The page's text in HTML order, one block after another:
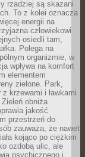
rzadziej są skazani
To z kolei oznacza
energii na
człowiekowi
osiedli tam,
Polega na
organizmie, w
wpływa na komfort
elementem
zielone. Park,
krzewami i ławkami
obniża
jakość
przestrzeń do
zauważa, że nawet
kojąco po ciężkim
ozdobą ulic, ale
psychicznego i